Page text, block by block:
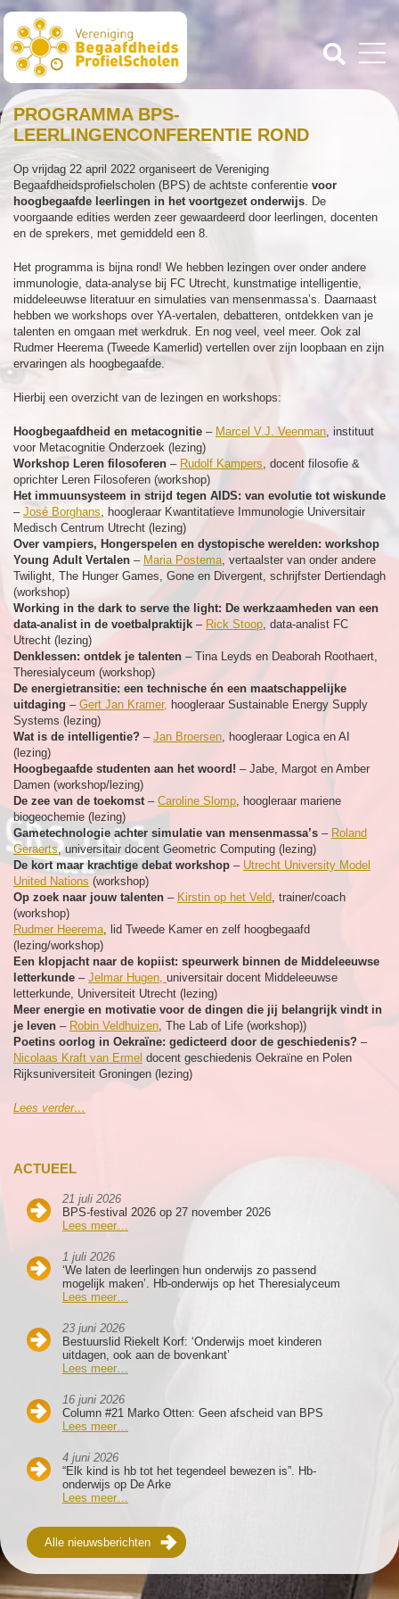
ACTUEEL
21 juli 2026
BPS-festival 2026 op 27 november 2026
Lees meer…
1 juli 2026
‘We laten de leerlingen hun onderwijs zo passend
mogelijk maken’. Hb-onderwijs op het Theresialyceum
Lees meer…
23 juni 2026
Bestuurslid Riekelt Korf: ‘Onderwijs moet kinderen
uitdagen, ook aan de bovenkant’
Lees meer…
16 juni 2026
Column #21 Marko Otten: Geen afscheid van BPS
Lees meer…
4 juni 2026
“Elk kind is hb tot het tegendeel bewezen is”. Hb-
onderwijs op De Arke
Lees meer…
Alle nieuwsberichten
PROGRAMMA BPS-
LEERLINGENCONFERENTIE ROND
Op vrijdag 22 april 2022 organiseert de Vereniging
Begaafdheidsprofielscholen (BPS) de achtste conferentie voor
hoogbegaafde leerlingen in het voortgezet onderwijs. De
voorgaande edities werden zeer gewaardeerd door leerlingen, docenten
en de sprekers, met gemiddeld een 8.
Het programma is bijna rond! We hebben lezingen over onder andere
immunologie, data-analyse bij FC Utrecht, kunstmatige intelligentie,
middeleeuwse literatuur en simulaties van mensenmassa’s. Daarnaast
hebben we workshops over YA-vertalen, debatteren, ontdekken van je
talenten en omgaan met werkdruk. En nog veel, veel meer. Ook zal
Rudmer Heerema (Tweede Kamerlid) vertellen over zijn loopbaan en zijn
ervaringen als hoogbegaafde.
Hierbij een overzicht van de lezingen en workshops:
Hoogbegaafdheid en metacognitie – Marcel V.J. Veenman, instituut
voor Metacognitie Onderzoek (lezing)
Workshop Leren filosoferen – Rudolf Kampers, docent filosofie &
oprichter Leren Filosoferen (workshop)
Het immuunsysteem in strijd tegen AIDS: van evolutie tot wiskunde
– José Borghans, hoogleraar Kwantitatieve Immunologie Universitair
Medisch Centrum Utrecht (lezing)
Over vampiers, Hongerspelen en dystopische werelden: workshop
Young Adult Vertalen – Maria Postema, vertaalster van onder andere
Twilight, The Hunger Games, Gone en Divergent, schrijfster Dertiendagh
(workshop)
Working in the dark to serve the light: De werkzaamheden van een
data-analist in de voetbalpraktijk – Rick Stoop, data-analist FC
Utrecht (lezing)
Denklessen: ontdek je talenten – Tina Leyds en Deaborah Roothaert,
Theresialyceum (workshop)
De energietransitie: een technische én een maatschappelijke
uitdaging – Gert Jan Kramer, hoogleraar Sustainable Energy Supply
Systems (lezing)
Wat is de intelligentie? – Jan Broersen, hoogleraar Logica en AI
(lezing)
Hoogbegaafde studenten aan het woord! – Jabe, Margot en Amber
Damen (workshop/lezing)
De zee van de toekomst– Caroline Slomp, hoogleraar mariene
biogeochemie (lezing)
Gametechnologie achter simulatie van mensenmassa’s – Roland
Geraerts, universitair docent Geometric Computing (lezing)
De kort maar krachtige debat workshop – Utrecht University Model
United Nations (workshop)
Op zoek naar jouw talenten – Kirstin op het Veld, trainer/coach
(workshop)
Rudmer Heerema, lid Tweede Kamer en zelf hoogbegaafd
(lezing/workshop)
Een klopjacht naar de kopiist: speurwerk binnen de Middeleeuwse
letterkunde – Jelmar Hugen, universitair docent Middeleeuwse
letterkunde, Universiteit Utrecht (lezing)
Meer energie en motivatie voor de dingen die jij belangrijk vindt in
je leven – Robin Veldhuizen, The Lab of Life (workshop))
Poetins oorlog in Oekraïne: gedicteerd door de geschiedenis? –
Nicolaas Kraft van Ermel docent geschiedenis Oekraïne en Polen
Rijksuniversiteit Groningen (lezing)
Lees verder…